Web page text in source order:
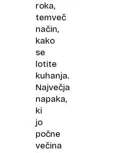
roka,
temveč
način,
kako
se
lotite
kuhanja.
Največja
napaka,
ki
jo
počne
večina